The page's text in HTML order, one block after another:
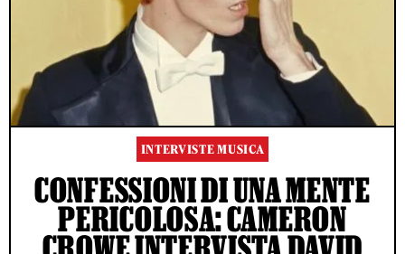
INTERVISTE MUSICA
CONFESSIONI DI UNA MENTE
PERICOLOSA: CAMERON